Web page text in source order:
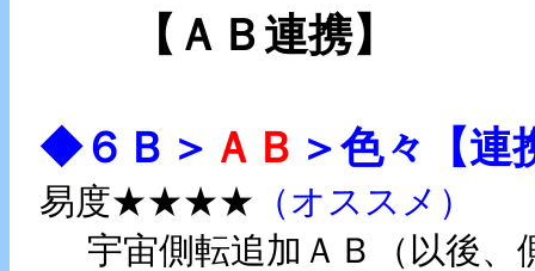
【ＡＢ連携】
◆６Ｂ＞ ＡＢ ＞色々 【
易度★★★★ （オススメ）
宇宙側転追加ＡＢ（以後